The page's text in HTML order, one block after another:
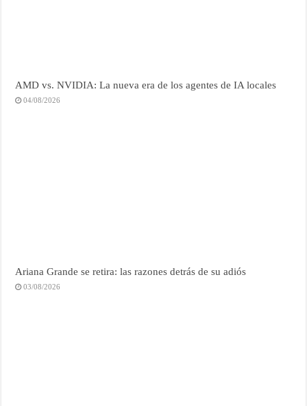
AMD vs. NVIDIA: La nueva era de los agentes de IA locales
04/08/2026
Ariana Grande se retira: las razones detrás de su adiós
03/08/2026